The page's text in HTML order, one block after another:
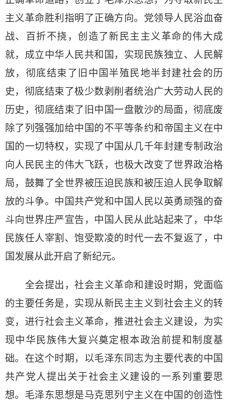
主义革命胜利指明了正确方向。党领导人民浴血奋
战、百折不挠，创造了新民主主义革命的伟大成
就，成立中华人民共和国，实现民族独立、人民解
放，彻底结束了旧中国半殖民地半封建社会的历
史，彻底结束了极少数剥削者统治广大劳动人民的
历史，彻底结束了旧中国一盘散沙的局面，彻底废
除了列强强加给中国的不平等条约和帝国主义在中
国的一切特权，实现了中国从几千年封建专制政治
向人民民主的伟大飞跃，也极大改变了世界政治格
局，鼓舞了全世界被压迫民族和被压迫人民争取解
放的斗争。中国共产党和中国人民以英勇顽强的奋
斗向世界庄严宣告，中国人民从此站起来了，中华
民族任人宰割、饱受欺凌的时代一去不复返了，中
国发展从此开启了新纪元。
全会提出，社会主义革命和建设时期，党面临
的主要任务是，实现从新民主主义到社会主义的转
变，进行社会主义革命，推进社会主义建设，为实
现中华民族伟大复兴奠定根本政治前提和制度基
础。在这个时期，以毛泽东同志为主要代表的中国
共产党人提出关于社会主义建设的一系列重要思
想。毛泽东思想是马克思列宁主义在中国的创造性